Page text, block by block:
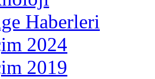
Haberleri
2024
2019